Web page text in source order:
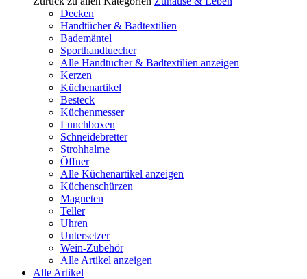
Decken
Handtücher & Badtextilien
Bademäntel
Sporthandtuecher
Alle Handtücher & Badtextilien anzeigen
Kerzen
Küchenartikel
Besteck
Küchenmesser
Lunchboxen
Schneidebretter
Strohhalme
Öffner
Alle Küchenartikel anzeigen
Küchenschürzen
Magneten
Teller
Uhren
Untersetzer
Wein-Zubehör
Alle Artikel anzeigen
Alle Artikel